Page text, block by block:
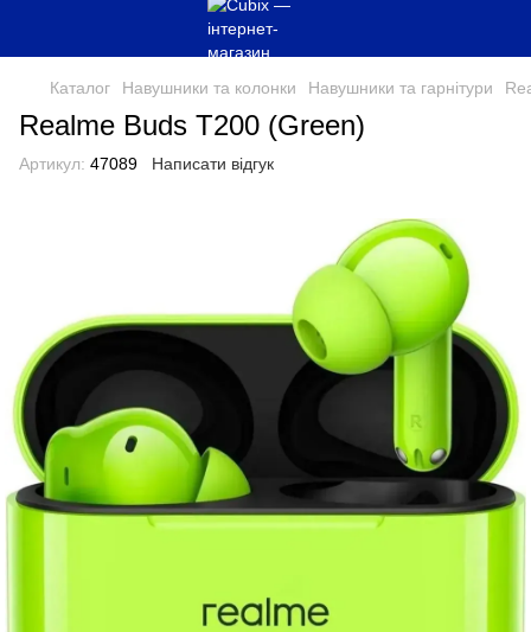
Каталог Навушники та колонки Навушники та гарнітури
Realme Buds T200 (Green)
Артикул: 47089 Написати відгук